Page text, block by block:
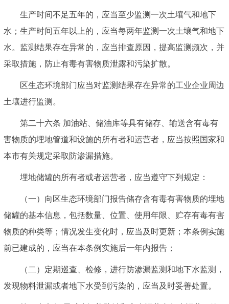
生产时间不足五年的，应当至少监测一次土壤气和地下
水；生产时间五年以上的，应当每两年监测一次土壤气和地下
水。监测结果存在异常的，应当排查原因，提高监测频次，并
采取措施，防止有毒有害物质泄露和污染扩散。
区生态环境部门应当对监测结果存在异常的工业企业周边
土壤进行监测。
第二十六条 加油站、储油库等具有储存、输送含有毒有
害物质的埋地管道和设施的所有者和运营者，应当按照国家和
本市有关规定采取防渗漏措施。
埋地储罐的所有者或者运营者，应当遵守下列规定：
（一）向区生态环境部门报告储存含有毒有害物质的埋地
储罐的基本信息，包括数量、位置、使用年限、贮存有毒有害
物质的种类等；情况发生变化时，应当及时更新；本条例实施
前已建成的，应当在本条例实施后一年内报告；
（二）定期巡查、检修，进行防渗漏监测和地下水监测，
发现物料泄漏或者地下水受到污染的，应当及时妥善处置。